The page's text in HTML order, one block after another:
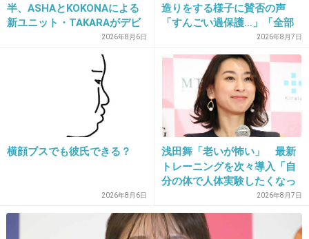
ちょっと、こういうトピにもマイナス魔出るんだね。どん
だけ暇なの？キチガイとしか思えないわ
2018/05/20(日) 01:16:56
北海道民はみんな知ってるの？！
+9 -60
半、ASHAとKOKONAによる
新ユニット・TAKARAがデビ
2026年8月6日
造りをする様子に賛否の声
「すんごい過保護…」「全部
ママが準備してくれるんだ」
2026年8月7日
横顔ブスでも彼氏できる？
2026年8月6日
浅田舞「老いが怖い」 最新
トレーニングを次々導入「自
分の体で人体実験したくなっ
2026年8月7日